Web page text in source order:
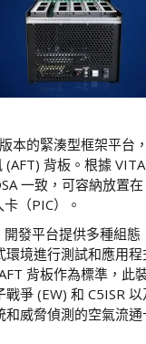
本的緊湊型框架平台
(AFT) 背板。根據
一致，可容納放置
（PIC）。
發平台提供多種組態
環境進行測試和應用
背板作為標準，此
爭 (EW) 和 C5ISR
和威脅偵測的空氣流